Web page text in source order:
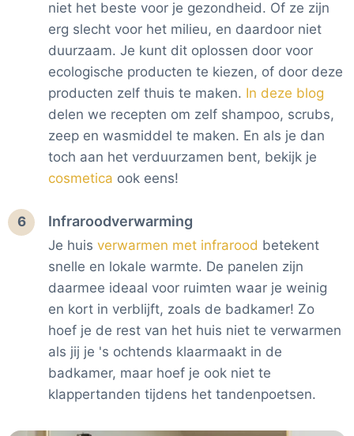
niet het beste voor je gezondheid. Of ze zijn
erg slecht voor het milieu, en daardoor niet
duurzaam. Je kunt dit oplossen door voor
ecologische producten te kiezen, of door deze
producten zelf thuis te maken. In deze blog
delen we recepten om zelf shampoo, scrubs,
zeep en wasmiddel te maken. En als je dan
toch aan het verduurzamen bent, bekijk je
cosmetica ook eens!
6 Infraroodverwarming
Je huis verwarmen met infrarood betekent
snelle en lokale warmte. De panelen zijn
daarmee ideaal voor ruimten waar je weinig
en kort in verblijft, zoals de badkamer! Zo
hoef je de rest van het huis niet te verwarmen
als jij je 's ochtends klaarmaakt in de
badkamer, maar hoef je ook niet te
klappertanden tijdens het tandenpoetsen.